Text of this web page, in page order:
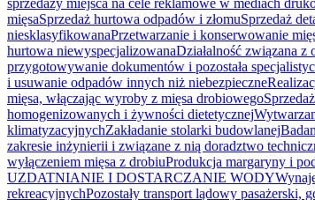
sprzedaży miejsca na cele reklamowe w mediach
mięsaSprzedaż hurtowa odpadów i złomuSprzedaż
niesklasyfikowanaPrzetwarzanie i konserwowanie
hurtowa niewyspecjalizowanaDziałalność związana
przygotowywanie dokumentów i pozostała
i usuwanie odpadów innych niż niebezpieczne
mięsa, włączając wyroby z mięsa drobiowego
homogenizowanych i żywności dietetycznej
klimatyzacyjnychZakładanie stolarki budowlanej
zakresie inżynierii i związane z nią doradztwo
wyłączeniem mięsa z drobiuProdukcja margaryny i
UZDATNIANIE I DOSTARCZANIE WODY
rekreacyjnychPozostały transport lądowy pasażerski,